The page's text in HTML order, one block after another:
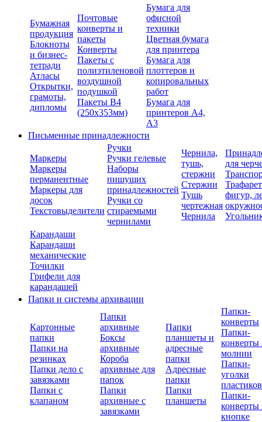
Бумажная
продукция
Блокноты
и бизнес-
тетради
Атласы
Открытки,
грамоты,
дипломы
Почтовые
конверты и
пакеты
Конверты
Пакеты с
полиэтиленовой
воздушной
подушкой
Пакеты В4
(250х353мм)
Бумага для
офисной
техники
Цветная бумага
для принтера
Бумага для
плоттеров и
копировальных
работ
Бумага для
принтеров А4,
А3
Письменные принадлежности
Маркеры
Маркеры
перманентные
Маркеры для
досок
Текстовыделители
Ручки
Ручки гелевые
Наборы
пишущих
принадлежностей
Ручки со
стираемыми
чернилами
Чернила,
тушь,
стержни
Стержни
Тушь
чертежная
Чернила
для
фигур,
Карандаши
Карандаши
механические
Точилки
Грифели для
карандашей
Папки и системы архивации
Картонные
папки
Папки на
резинках
Папки дело с
завязками
Папки с
клапаном
Папки
архивные
Боксы
архивные
Короба
архивные для
папок
Папки
архивные с
завязками
Папки
планшеты и
адресные
папки
Адресные
папки
Папки
планшеты
Папки-
конверты
Папки-
конверты
молнии
Папки-
уголки
Папки-
конверты
кнопке